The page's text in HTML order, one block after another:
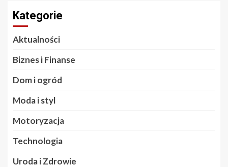
Kategorie
Aktualności
Biznes i Finanse
Dom i ogród
Moda i styl
Motoryzacja
Technologia
Uroda i Zdrowie